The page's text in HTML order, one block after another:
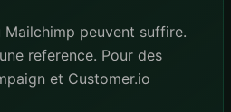
peuvent suffire.
reference. Pour des
et Customer.io